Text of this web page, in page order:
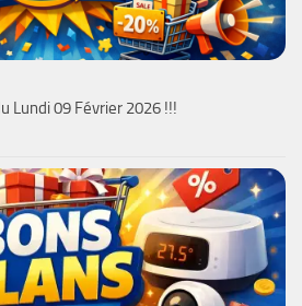
Lundi 09 Février 2026 !!!